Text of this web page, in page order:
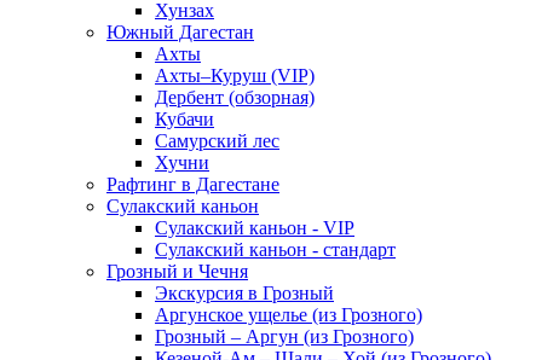
Хунзах
Южный Дагестан
Ахты
Ахты–Куруш (VIP)
Дербент (обзорная)
Кубачи
Самурский лес
Хучни
Рафтинг в Дагестане
Сулакский каньон
Сулакский каньон - VIP
Сулакский каньон - стандарт
Грозный и Чечня
Экскурсия в Грозный
Аргунское ущелье (из Грозного)
Грозный – Аргун (из Грозного)